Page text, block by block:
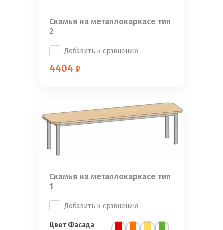
Скамья на металлокаркасе тип
2
Добавить к сравнению
4404
Скамья на металлокаркасе тип
1
Добавить к сравнению
Цвет Фасада